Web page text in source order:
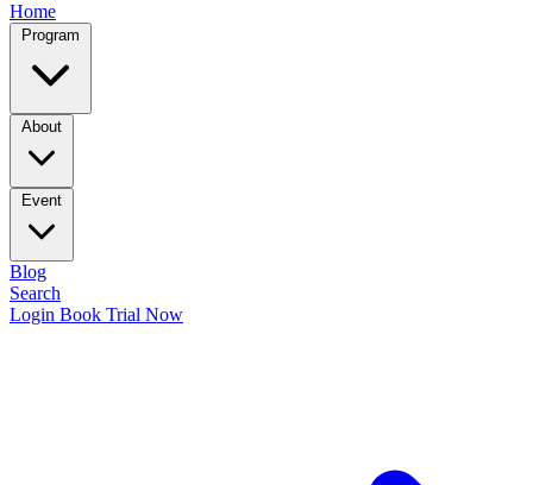
Home
Program
About
Event
Blog
Search
Login Book Trial Now